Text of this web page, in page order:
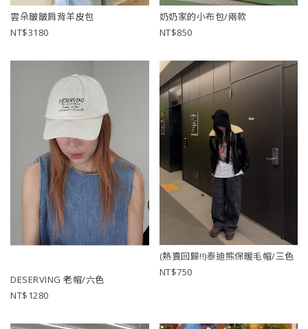
雲朵皺皺肩背羊皮包
3180
奶奶家的小布包/兩款
850
DESERVING 老帽/六色
1280
(熱賣回歸!!)泰迪熊保暖毛帽/三色
750